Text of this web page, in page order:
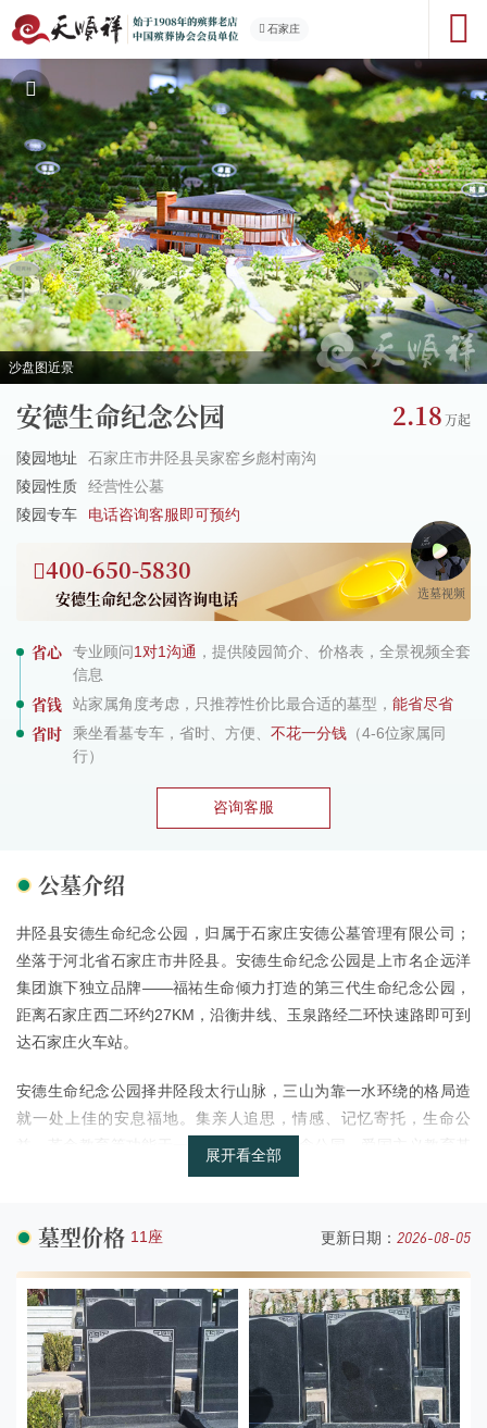
石家庄
景 交通
安德生命纪念公园 2.18
陵园地址
石家庄市井陉县吴家窑乡彪村南沟
陵园性质
经营性公墓
陵园专车
电话咨询客服即可预约
400-650-5830
安德生命纪念公园咨询电话 选墓视频
省心 专业顾问1对1沟通 ，提供陵园简介、价格表，全景视频全套
信息
省钱 站家属角度考虑，只推荐性价比最合适的墓型， 能省尽省
省时 乘坐看墓专车，省时、方便、 不花一分钱 （4-6位家属同
行）
咨询客服
公墓介绍
井陉县安德生命纪念公园，归属于石家庄安德公墓管理有限公司；
坐落于河北省石家庄市井陉县。安德生命纪念公园是上市名企远洋
集团旗下独立品牌——福祐生命倾力打造的第三代生命纪念公园，
距离石家庄西二环约27KM，沿衡井线、玉泉路经二环快速路即可到
达石家庄火车站。
安德生命纪念公园择井陉段太行山脉，三山为靠一水环绕的格局造
就一处上佳的安息福地。集亲人追思，情感、记忆寄托，生命公
益，革命教育等功能于一体，打造生命纪念公园、爱国主义教育基
型。引入创新材质铝化纤箱涵，从根源上解决渗水、受潮等常见客
户痛点和行业弊病，给予生命无上尊重。福祐园创制一对一管家式
全周期服务体系，形成6大服务核心版块、6大服务环节秉持“服务全
覆盖”的准则，打造一站式生命文化服务平台。
服务中心采用立柱、大玻幕、钢结构，红褐色陶土立面，三层服务
中心，为祭奠之人提供全程守候和陪伴。一层涵盖鲜花售卖、骨灰
墓型价格 11座 更新日期： 2026-08-05